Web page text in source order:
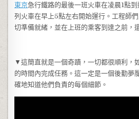
東京急行鐵路的最後一班火車在凌晨1點
列火車在早上5點左右開始運行。工程師
切準備就緒，並在上班的乘客到達之前，
▼這簡直就是一個奇蹟，一切都很順利，
的時間內完成任務。這一定是一個後勤夢
確地知道他們負責的每個細節。